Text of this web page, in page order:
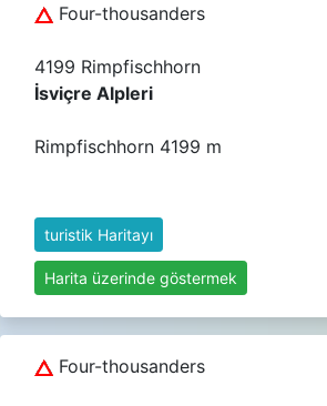
Four-thousanders
4199 Rimpfischhorn
İsviçre Alpleri
Rimpfischhorn 4199 m
turistik Haritayı
Harita üzerinde göstermek
Four-thousanders